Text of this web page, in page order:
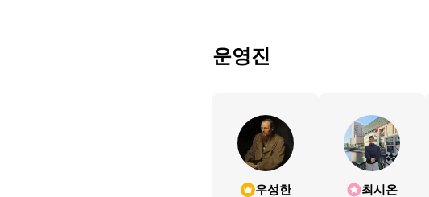
운영진
우성한 최시온